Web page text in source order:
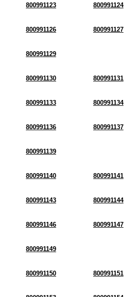
800991123 800991124
800991126 800991127
800991129
800991130 800991131
800991133 800991134
800991136 800991137
800991139
800991140 800991141
800991143 800991144
800991146 800991147
800991149
800991150 800991151